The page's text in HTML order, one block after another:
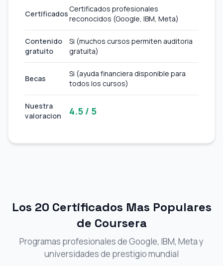
Certificados
Certificados profesionales
reconocidos (Google, IBM, Meta)
Contenido
gratuito
Si (muchos cursos permiten auditoria
gratuita)
Becas
Si (ayuda financiera disponible para
todos los cursos)
Nuestra
valoracion
4.5 / 5
Los 20 Certificados Mas Populares
de Coursera
Programas profesionales de Google, IBM, Meta y
universidades de prestigio mundial